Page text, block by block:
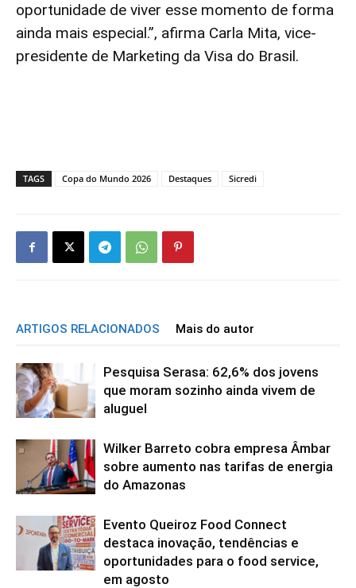
oportunidade de viver esse momento de forma
ainda mais especial.”, afirma Carla Mita, vice-
presidente de Marketing da Visa do Brasil.
TAGS Copa do Mundo 2026 Destaques Sicredi
ARTIGOS RELACIONADOS Mais do autor
Pesquisa Serasa: 62,6% dos jovens
que moram sozinho ainda vivem de
aluguel
Wilker Barreto cobra empresa Âmbar
sobre aumento nas tarifas de energia
do Amazonas
Evento Queiroz Food Connect
destaca inovação, tendências e
oportunidades para o food service,
em agosto